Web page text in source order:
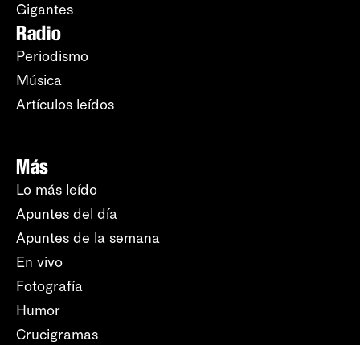
Gigantes
Radio
Periodismo
Música
Artículos leídos
Más
Lo más leído
Apuntes del día
Apuntes de la semana
En vivo
Fotografía
Humor
Crucigramas